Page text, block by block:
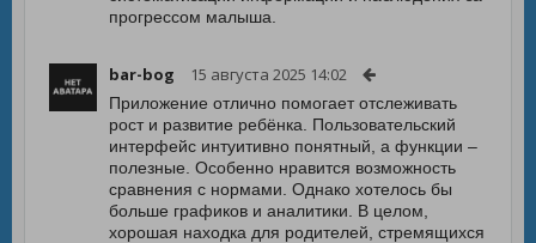
прогрессом малыша.
bar-bog 15 августа 2025 14:02
Приложение отлично помогает отслеживать
рост и развитие ребёнка. Пользовательский
интерфейс интуитивно понятный, а функции –
полезные. Особенно нравится возможность
сравнения с нормами. Однако хотелось бы
больше графиков и аналитики. В целом,
хорошая находка для родителей, стремящихся